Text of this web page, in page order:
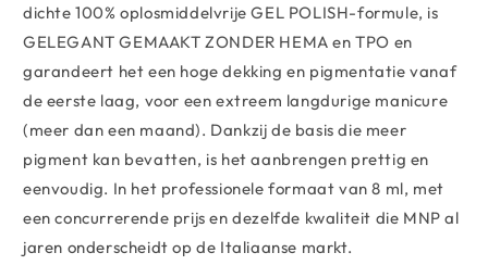
dichte 100% oplosmiddelvrije GEL POLISH-formule, is
GELEGANT GEMAAKT ZONDER HEMA en TPO en
garandeert het een hoge dekking en pigmentatie vanaf
de eerste laag, voor een extreem langdurige manicure
(meer dan een maand). Dankzij de basis die meer
pigment kan bevatten, is het aanbrengen prettig en
eenvoudig. In het professionele formaat van 8 ml, met
een concurrerende prijs en dezelfde kwaliteit die MNP al
jaren onderscheidt op de Italiaanse markt.